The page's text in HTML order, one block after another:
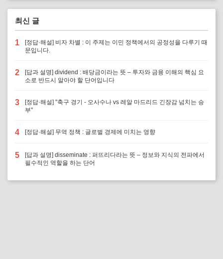
최신 글
1
[정답·해설] 비자 차별 : 이 주제는 이민 정책에서의 공정성을 다루기 때
문입니다.
2
[답과 설명] dividend : 배당금이라는 뜻 – 투자와 금융 이해의 핵심 요
소로 반드시 알아야 할 단어입니다
3
[정답·해설] "축구 경기 - 오사수나 vs 레알 마드리드 긴장감 넘치는 승
부"
4 [정답·해설] 무역 정책 : 글로벌 경제에 미치는 영향
5
[답과 설명] disseminate : 퍼뜨리다라는 뜻 – 정보와 지식의 전파에서
필수적인 역할을 하는 단어